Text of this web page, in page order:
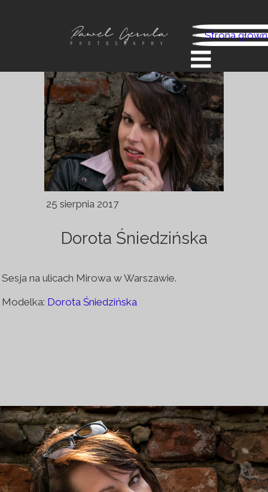
Strona
25 sierpnia 2017
Dorota Śniedzińska
Sesja na ulicach Mirowa w Warszawie.
Modelka: Dorota Śniedzińska